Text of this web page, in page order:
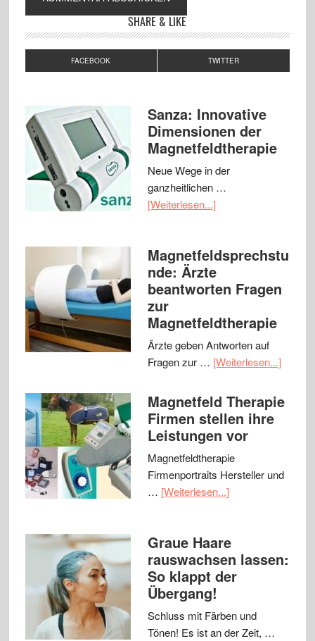
SHARE & LIKE
FACEBOOK TWITTER
Sanza: Innovative
Dimensionen der
Magnetfeldtherapie
Neue Wege in der
ganzheitlichen …
[Weiterlesen...]
Magnetfeldsprechstu
nde: Ärzte
beantworten Fragen
zur
Magnetfeldtherapie
Ärzte geben Antworten auf
Fragen zur … [Weiterlesen...]
Magnetfeld Therapie
Firmen stellen ihre
Leistungen vor
Magnetfeldtherapie
Firmenportraits Hersteller und
… [Weiterlesen...]
Graue Haare
rauswachsen lassen:
So klappt der
Übergang!
Schluss mit Färben und
Tönen! Es ist an der Zeit, …